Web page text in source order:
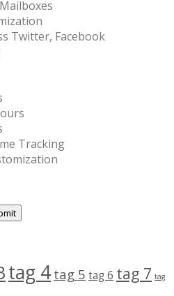
Twitter, Facebook
Tracking
tag 4 tag 5 tag 6 tag 7 tag